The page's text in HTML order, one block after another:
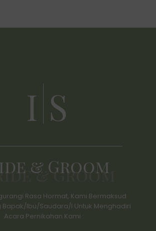
I S
& Groom
Rasa Hormat, Kami Bermaksud
Bapak/Ibu/Saudara/I Untuk Menghadiri
Acara Pernikahan Kami :